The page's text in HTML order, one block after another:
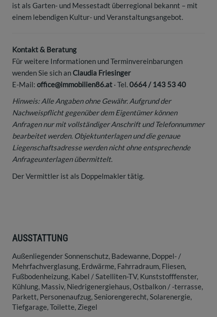
ist als Garten- und Messestadt überregional bekannt – mit
einem lebendigen Kultur- und Veranstaltungsangebot.
Kontakt & Beratung
Für weitere Informationen und Terminvereinbarungen
wenden Sie sich anClaudia Friesinger
E-Mail: office@immobilien86.at · Tel.0664 / 143 53 40
Hinweis: Alle Angaben ohne Gewähr. Aufgrund der
Nachweispflicht gegenüber dem Eigentümer können
Anfragen nur mit vollständiger Anschrift und Telefonnummer
bearbeitet werden. Objektunterlagen und die genaue
Liegenschaftsadresse werden nicht ohne entsprechende
Anfrageunterlagen übermittelt.
Der Vermittler ist als Doppelmakler tätig.
AUSSTATTUNG
Außenliegender Sonnenschutz Badewanne Doppel- /
Mehrfachverglasung Erdwärme Fahrradraum Fliesen
Fußbodenheizung Kabel / Satelliten-TV Kunststofffenster
Kühlung Massiv Niedrigenergiehaus Ostbalkon / -terrasse
Parkett Personenaufzug Seniorengerecht Solarenergie
Tiefgarage Toilette Ziegel